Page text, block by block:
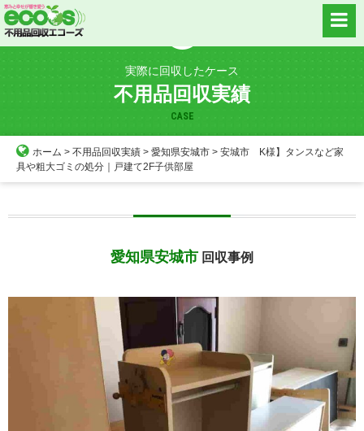
Skip
to
実際に回収したケース
不用品回収実績
CASE
ホーム > 不用品回収実績 > 愛知県安城市 > 安城市 K様】タンスなど家
具や粗大ゴミの処分｜戸建て2F子供部屋
愛知県安城市 回収事例